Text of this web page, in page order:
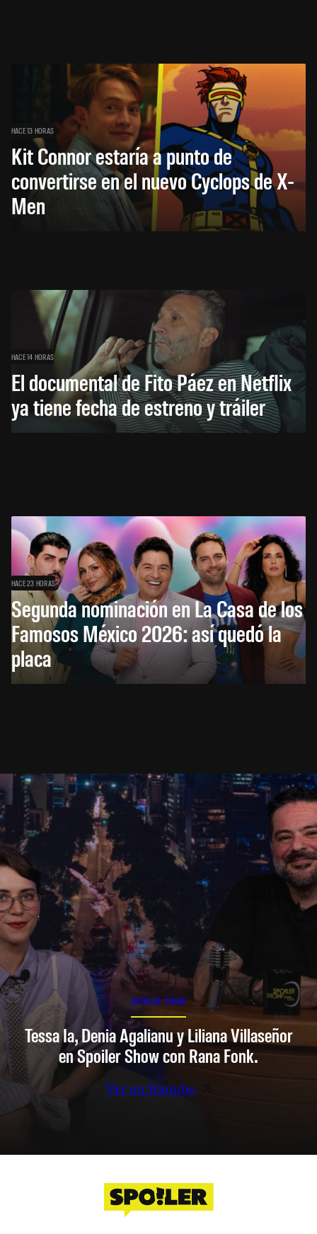
HACE 13 HORAS
Kit Connor estaría a punto de
convertirse en el nuevo Cyclops de X-
Men
HACE 14 HORAS
El documental de Fito Páez en Netflix
ya tiene fecha de estreno y tráiler
HACE 23 HORAS
Segunda nominación en La Casa de los
Famosos México 2026: así quedó la
placa
SPOILER SHOW
Tessa Ia, Denia Agalianu y Liliana Villaseñor
en Spoiler Show con Rana Fonk.
Ver en Youtube